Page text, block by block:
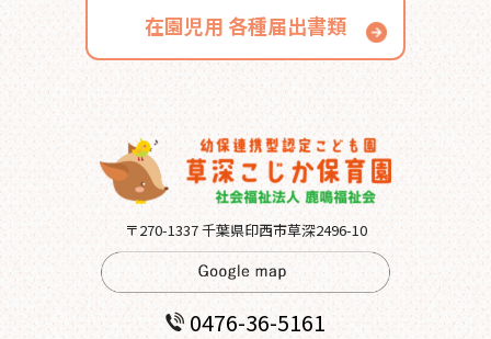
在園児用 各種届出書類
〒270-1337 千葉県印西市草深2496-10
0476-36-5161